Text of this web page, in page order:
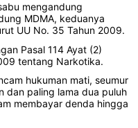
mengandung
MDMA, keduanya
UU No. 35 Tahun 2009.
Pasal 114 Ayat (2)
tentang Narkotika.
hukuman mati, seumur
dan paling lama dua puluh
membayar denda hingga